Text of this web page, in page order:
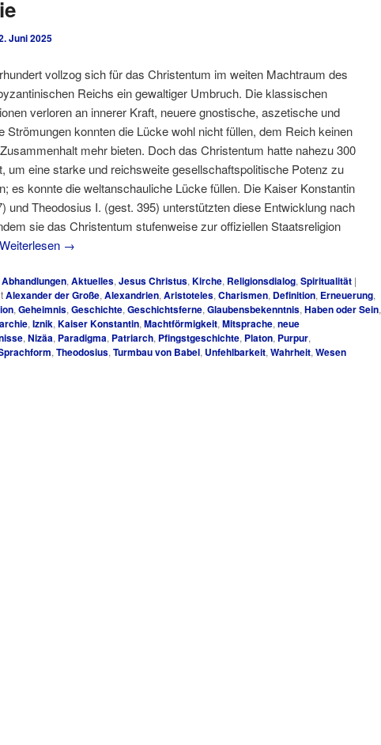
Juni 2025
vollzog sich für das Christentum im weiten Machtraum des
Reichs ein gewaltiger Umbruch. Die klassischen
verloren an innerer Kraft, neuere gnostische, aszetische und
Strömungen konnten die Lücke wohl nicht füllen, dem Reich keinen
mehr bieten. Doch das Christentum hatte nahezu 300
um eine starke und reichsweite gesellschaftspolitische Potenz zu
es konnte die weltanschauliche Lücke füllen. Die Kaiser Konstantin
und Theodosius I. (gest. 395) unterstützten diese Entwicklung nach
sie das Christentum stufenweise zur offiziellen Staatsreligion
Weiterlesen →
Abhandlungen, Aktuelles, Jesus Christus, Kirche, Religionsdialog, Spiritualität |
Alexander der Große, Alexandrien, Aristoteles, Charismen, Definition, Erneuerung,
, Geheimnis, Geschichte, Geschichtsferne, Glaubensbekenntnis, Haben oder Sein,
, Iznik, Kaiser Konstantin, Machtförmigkeit, Mitsprache, neue
, Nizäa, Paradigma, Patriarch, Pfingstgeschichte, Platon, Purpur,
, Theodosius, Turmbau von Babel, Unfehlbarkeit, Wahrheit, Wesen